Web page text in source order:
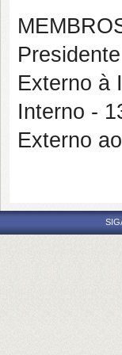
Externo à
Interno -
Externo